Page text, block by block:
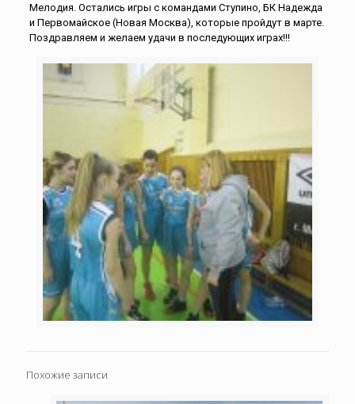
Мелодия. Остались игры с командами Ступино, БК Надежда
и Первомайское (Новая Москва), которые пройдут в марте.
Поздравляем и желаем удачи в последующих играх!!!
Похожие записи